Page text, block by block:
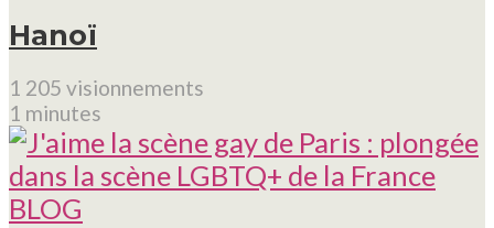
Hanoï
1 205 visionnements
1 minutes
BLOG